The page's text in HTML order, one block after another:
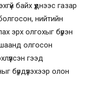
байх үүднээс газар
нийтийн
эрх олгохыг бүрэн
олгосон
гээд
бүрдүүлэхээр олон